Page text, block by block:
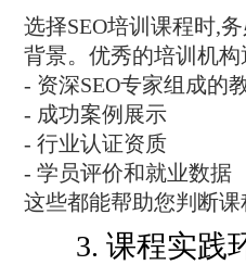
选择SEO培训课程时,
背景。优秀的培训机构
- 资深SEO专家组成的
- 成功案例展示
- 行业认证资质
- 学员评价和就业数据
这些都能帮助您判断课
3. 课程实践